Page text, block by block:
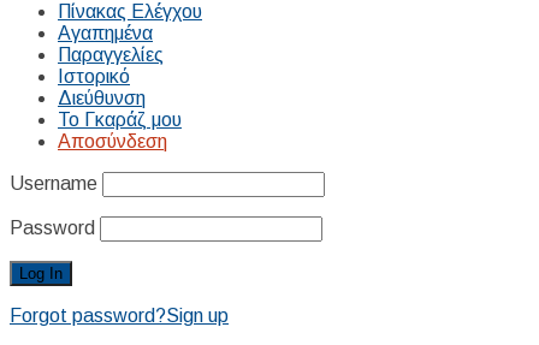
Πίνακας Ελέγχου
Αγαπημένα
Παραγγελίες
Ιστορικό
Διεύθυνση
Το Γκαράζ μου
Αποσύνδεση
Username
Password
Forgot password?Sign up